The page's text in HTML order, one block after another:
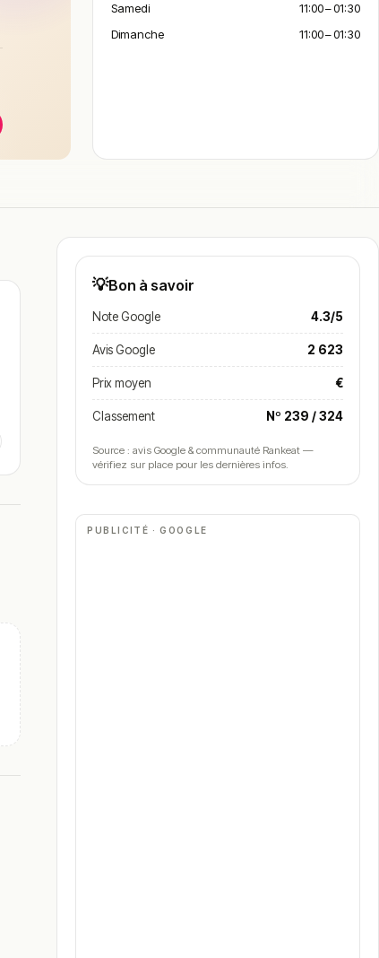
Samedi
11:00 – 01:30
Dimanche
11:00 – 01:30
💡Bon à savoir
Note Google 4.3/5
Avis Google 2 623
Prix moyen €
Classement Nº 239 / 324
Source : avis Google & communauté Rankeat —
vérifiez sur place pour les dernières infos.
PUBLICITÉ · GOOGLE